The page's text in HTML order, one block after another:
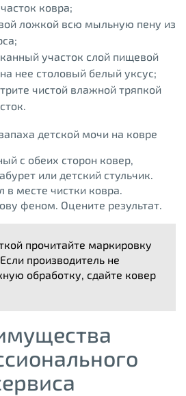
ковра;
ложкой всю мыльную пену из
участок слой пищевой
нее столовый белый уксус;
чистой влажной тряпкой
с обеих сторон ковер,
или детский стульчик.
в месте чистки ковра.
феном. Оцените результат.
прочитайте маркировку
производитель не
обработку, сдайте ковер